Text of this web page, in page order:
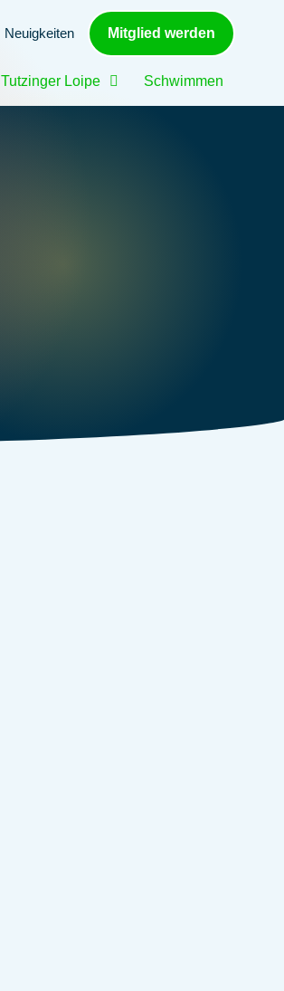
Neuigkeiten Mitglied werden
Tutzinger Loipe Schwimmen